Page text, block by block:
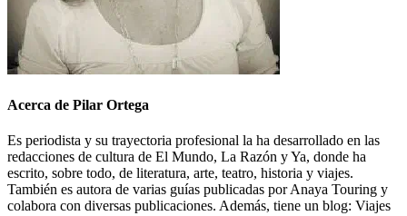
Acerca de Pilar Ortega
Es periodista y su trayectoria profesional la ha desarrollado en las
redacciones de cultura de El Mundo, La Razón y Ya, donde ha
escrito, sobre todo, de literatura, arte, teatro, historia y viajes.
También es autora de varias guías publicadas por Anaya Touring y
colabora con diversas publicaciones. Además, tiene un blog: Viajes